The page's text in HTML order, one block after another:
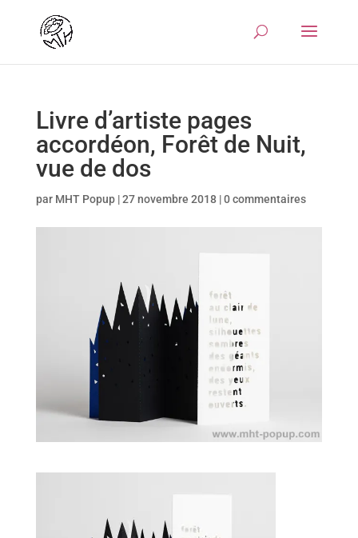
Livre d’artiste pages
accordéon, Forêt de Nuit,
vue de dos
par MHT Popup|27 novembre 2018|0 commentaires